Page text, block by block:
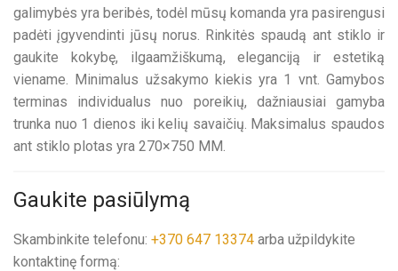
galimybės yra beribės, todėl mūsų komanda yra pasirengusi
padėti įgyvendinti jūsų norus. Rinkitės spaudą ant stiklo ir
gaukite kokybę, ilgaamžiškumą, eleganciją ir estetiką
viename. Minimalus užsakymo kiekis yra 1 vnt. Gamybos
terminas individualus nuo poreikių, dažniausiai gamyba
trunka nuo 1 dienos iki kelių savaičių. Maksimalus spaudos
ant stiklo plotas yra 270×750 MM.
Gaukite pasiūlymą
Skambinkite telefonu: +370 647 13374 arba užpildykite
kontaktinę formą: